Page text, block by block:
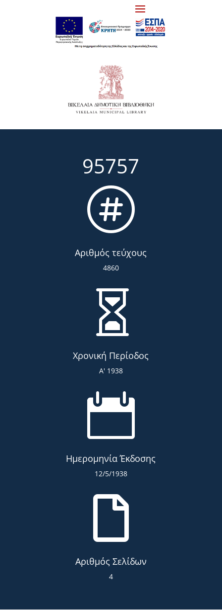
95757

Αριθμός τεύχους
4860

Χρονική Περίοδος
Α' 1938

Ημερομηνία Έκδοσης
12/5/1938

Αριθμός Σελίδων
4